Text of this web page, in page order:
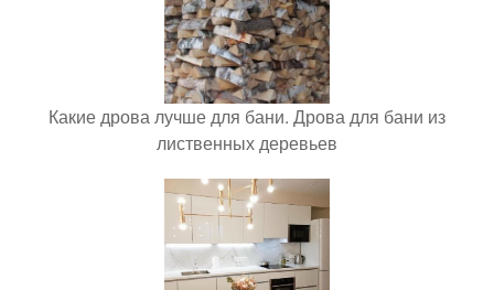
Какие дрова лучше для бани. Дрова для бани из
лиственных деревьев